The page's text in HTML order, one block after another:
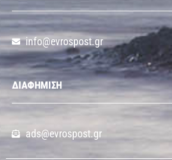
info@evrospost.gr
ΔΙΑΦΗΜΙΣΗ
ads@evrospost.gr